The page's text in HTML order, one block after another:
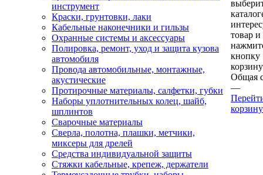
инструмент
Краски, грунтовки, лаки
Кабельные наконечники и гильзы
Охранные системы и аксессуары
Полировка, ремонт, уход и защита кузова
автомобиля
Провода автомобильные, монтажные,
акустические
Протирочные материалы, салфетки, губки
Наборы уплотнительных колец, шайб,
шплинтов
Сварочные материалы
Сверла, полотна, плашки, метчики,
миксеры для дрелей
Средства индивидуальной защиты
Стяжки кабельные, крепеж, держатели
товар и
кнопку
Общая
—
корзину